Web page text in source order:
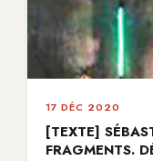
17 DÉC 2020
[TEXTE]
FRAGMENTS.